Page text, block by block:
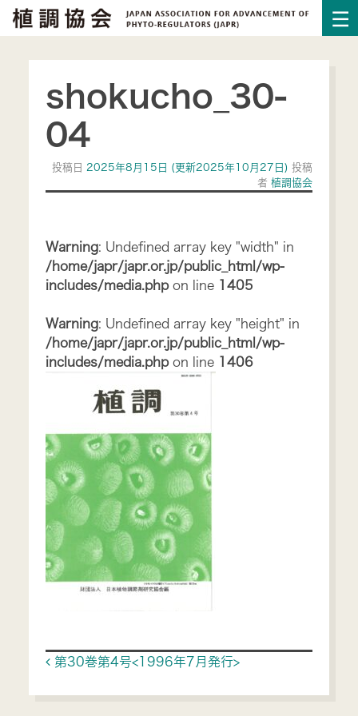
shokucho_30-
04
投稿日 2025年8月15日 (更新2025年10月27日)投稿
者 植調協会
Warning: Undefined array key "width" in
/home/japr/japr.or.jp/public_html/wp-
includes/media.phpon line 1405
Warning: Undefined array key "height" in
/home/japr/japr.or.jp/public_html/wp-
includes/media.phpon line 1406
Post navigation
第30巻第4号<1996年7月発行>